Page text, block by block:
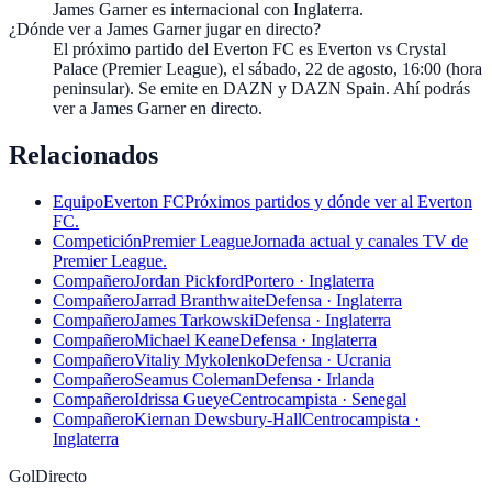
James Garner es internacional con Inglaterra.
¿Dónde ver a James Garner jugar en directo?
El próximo partido del Everton FC es Everton vs Crystal
Palace (Premier League), el sábado, 22 de agosto, 16:00 (hora
peninsular). Se emite en DAZN y DAZN Spain. Ahí podrás
ver a James Garner en directo.
Relacionados
EquipoEverton FCPróximos partidos y dónde ver al Everton
FC.
CompeticiónPremier LeagueJornada actual y canales TV de
Premier League.
CompañeroJordan PickfordPortero · Inglaterra
CompañeroJarrad BranthwaiteDefensa · Inglaterra
CompañeroJames TarkowskiDefensa · Inglaterra
CompañeroMichael KeaneDefensa · Inglaterra
CompañeroVitaliy MykolenkoDefensa · Ucrania
CompañeroSeamus ColemanDefensa · Irlanda
CompañeroIdrissa GueyeCentrocampista · Senegal
CompañeroKiernan Dewsbury-HallCentrocampista ·
Inglaterra
GolDirecto